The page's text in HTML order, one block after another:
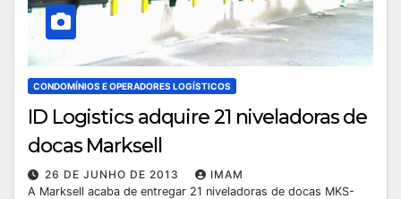
CONDOMÍNIOS E OPERADORES LOGÍSTICOS
ID Logistics adquire 21 niveladoras de
docas Marksell
26 DE JUNHO DE 2013
IMAM
A Marksell acaba de entregar 21 niveladoras de docas MKS-